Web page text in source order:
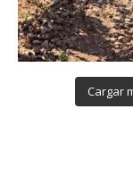
Cargar